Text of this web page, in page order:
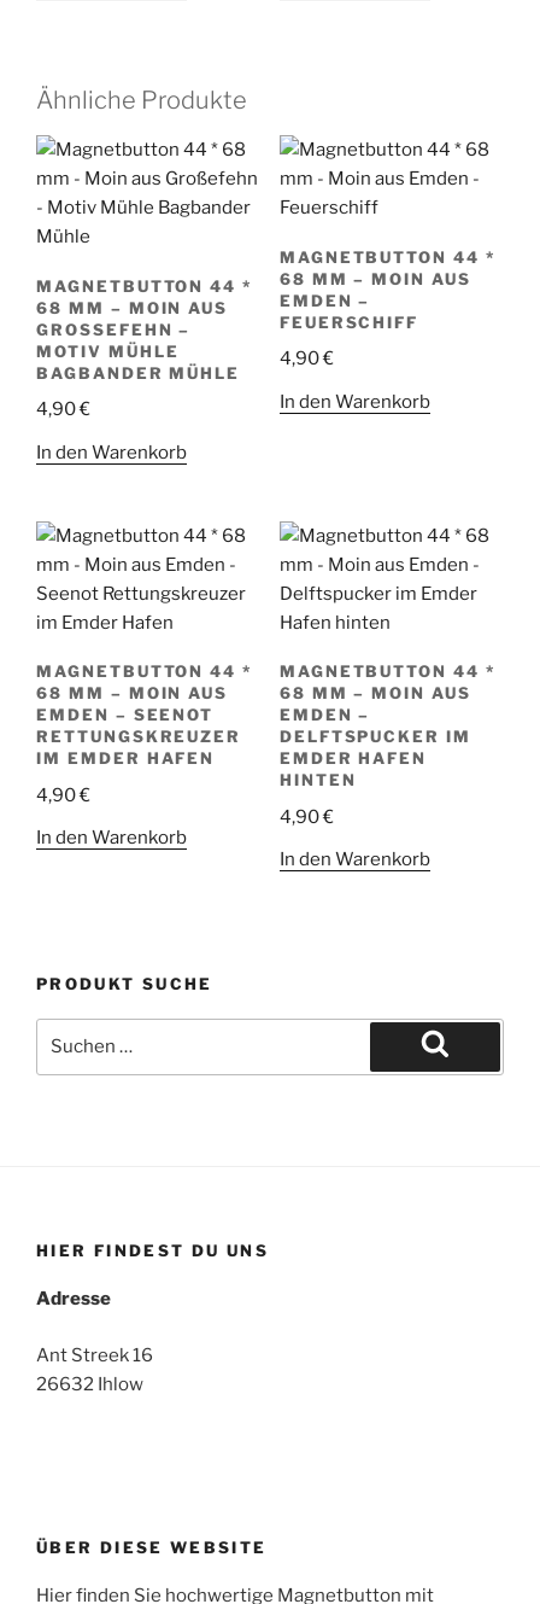
Ähnliche Produkte
MAGNETBUTTON 44 *
68 MM – MOIN AUS
GROSSEFEHN – M
OTIV MÜHLE B
AGBANDER MÜHLE
4,90€
In den Warenkorb
MAGNETBUTTON 44 *
68 MM – MOIN AUS
EMDEN –
FEUERSCHIFF
4,90€
In den Warenkorb
MAGNETBUTTON 44 *
68 MM – MOIN AUS
EMDEN – SEENOT
RETTUNGSKREUZER
IM EMDER HAFEN
4,90€
In den Warenkorb
MAGNETBUTTON 44 *
68 MM – MOIN AUS
EMDEN –
DELFTSPUCKER IM
EMDER HAFEN
HINTEN
4,90€
In den Warenkorb
PRODUKT SUCHE
nach:
Suchen
HIER FINDEST DU UNS
Adresse
Ant Streek 16
26632 Ihlow
ÜBER DIESE WEBSITE
Hier finden Sie hochwertige Magnetbutton mit